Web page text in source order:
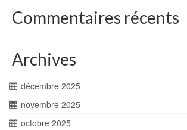
Commentaires récents
Archives
décembre 2025
novembre 2025
octobre 2025